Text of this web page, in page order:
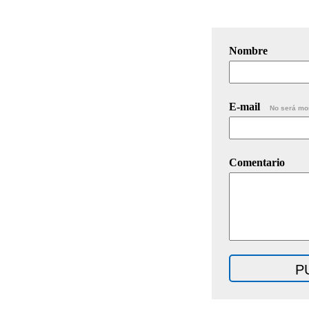
Nombre
E-mail No será
Comentario